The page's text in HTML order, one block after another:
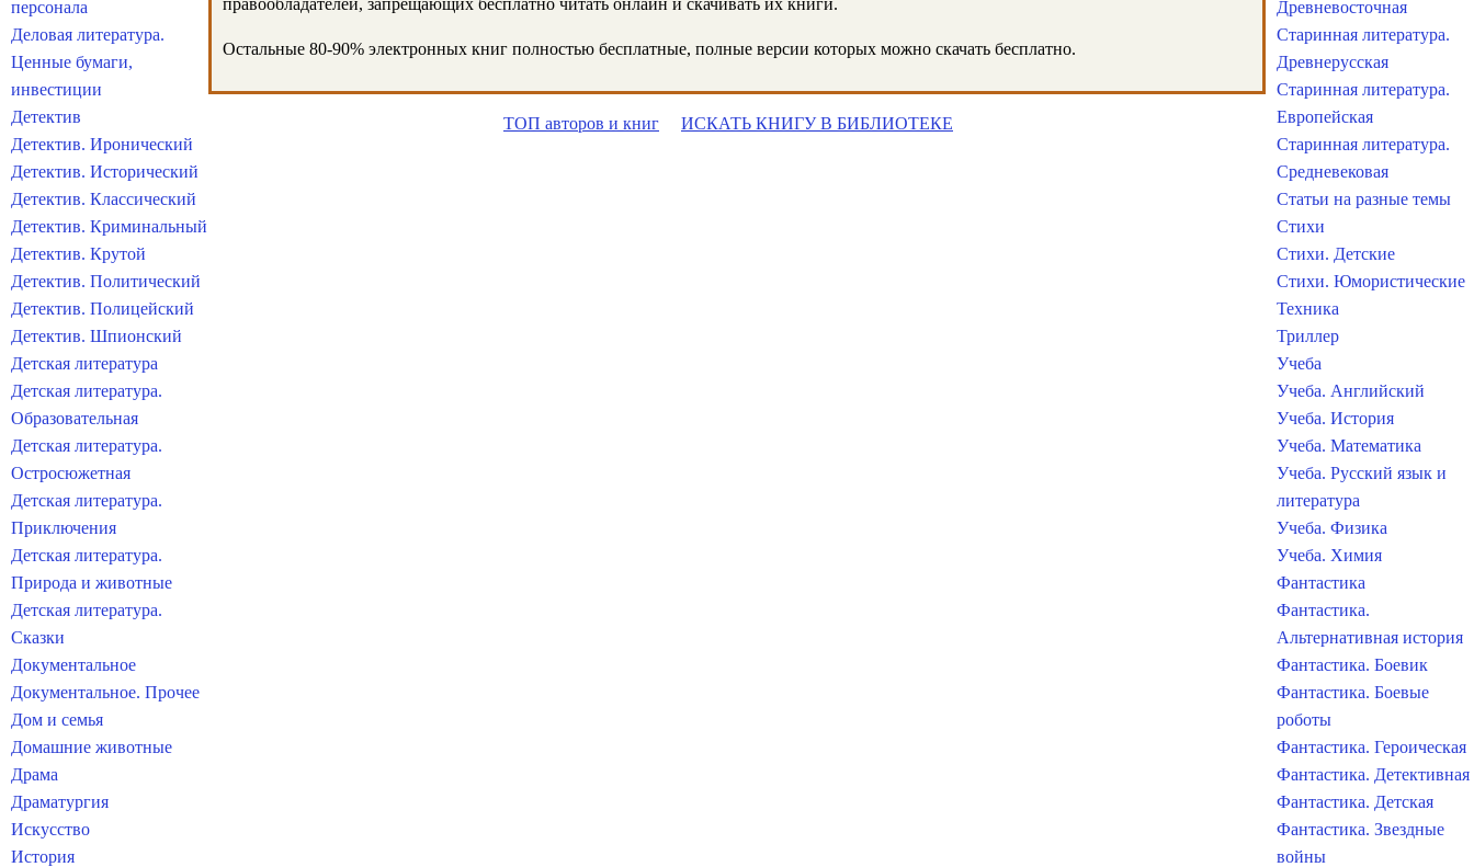
правообладателей, запрещающих бесплатно читать онлайн и скачивать их книги.
Остальные 80-90% электронных книг полностью бесплатные, полные версии которых можно скачать бесплатно.
ТОП авторов и книг ИСКАТЬ КНИГУ В БИБЛИОТЕКЕ
персонала
Деловая литература.
Ценные бумаги,
инвестиции
Детектив
Детектив. Иронический
Детектив. Исторический
Детектив. Классический
Детектив. Криминальный
Детектив. Крутой
Детектив. Политический
Детектив. Полицейский
Детектив. Шпионский
Детская литература
Детская литература.
Образовательная
Детская литература.
Остросюжетная
Детская литература.
Приключения
Детская литература.
Природа и животные
Детская литература.
Сказки
Документальное
Документальное. Прочее
Дом и семья
Домашние животные
Драма
Драматургия
Искусство
История
Древневосточная
Старинная литература.
Древнерусская
Старинная литература.
Европейская
Старинная литература.
Средневековая
Статьи на разные темы
Стихи
Стихи. Детские
Стихи. Юмористические
Техника
Триллер
Учеба
Учеба. Английский
Учеба. История
Учеба. Математика
Учеба. Русский язык и
литература
Учеба. Физика
Учеба. Химия
Фантастика
Фантастика.
Альтернативная история
Фантастика. Боевик
Фантастика. Боевые
роботы
Фантастика. Героическая
Фантастика. Детективная
Фантастика. Детская
Фантастика. Звездные
войны